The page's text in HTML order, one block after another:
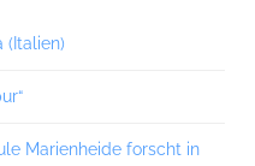
(Italien)
Marienheide forscht in